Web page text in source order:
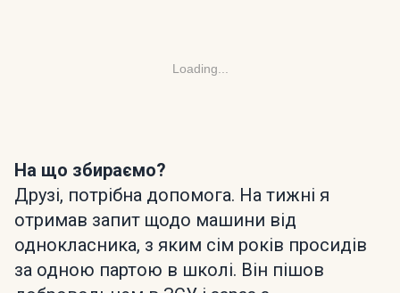
Loading...
На що збираємо?
Друзі, потрібна допомога. На тижні я
отримав запит щодо машини від
однокласника, з яким сім років просидів
за одною партою в школі. Він пішов